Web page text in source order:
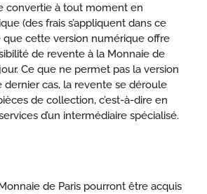
convertie à tout moment en
(des frais s’appliquent dans ce
que cette version numérique offre
de revente à la Monnaie de
Ce que ne permet pas la version
dernier cas, la revente se déroule
de collection, c’est-à-dire en
d’un intermédiaire spécialisé.
de Paris pourront être acquis